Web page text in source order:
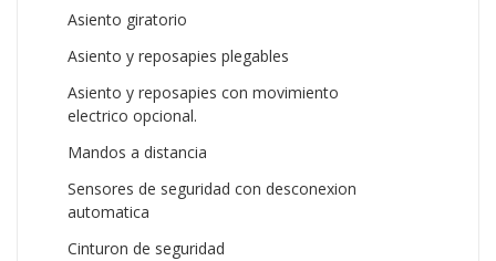
Asiento giratorio
Asiento y reposapies plegables
Asiento y reposapies con movimiento
electrico opcional.
Mandos a distancia
Sensores de seguridad con desconexion
automatica
Cinturon de seguridad